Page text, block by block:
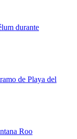
durante
de Playa del
Roo